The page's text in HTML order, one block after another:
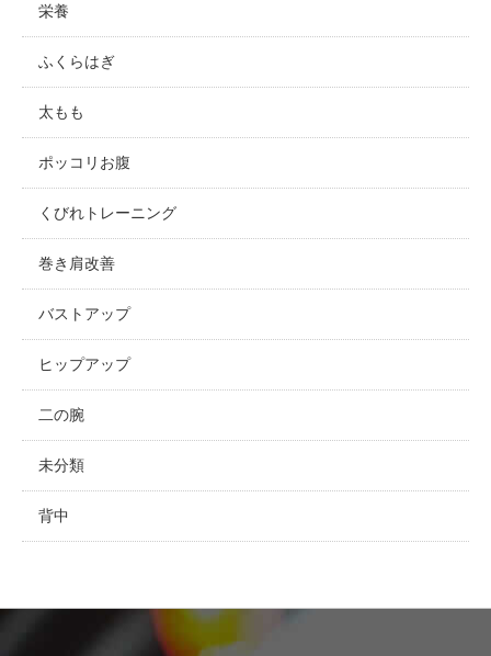
栄養
ふくらはぎ
太もも
ポッコリお腹
くびれトレーニング
巻き肩改善
バストアップ
ヒップアップ
二の腕
未分類
背中